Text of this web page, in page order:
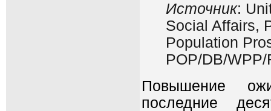
Источник:
Social Affairs,
Population
POP/DB/
Повышение
последние